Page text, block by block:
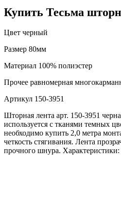
Купить Тесьма
Цвет черный
Размер 80мм
Материал 100% полиэстер
Прочее равномерная
Артикул 150-3951
Шторная лента арт. 150-3951
используется с тканями темных
необходимо купить 2,0 метра
четкость стягивания. Лента
прочного шнура.